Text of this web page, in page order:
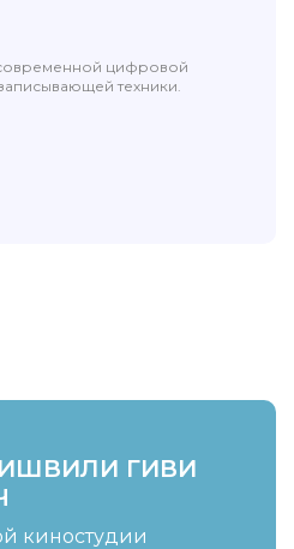
цифровой
техники.
ГИВИ
киностудии